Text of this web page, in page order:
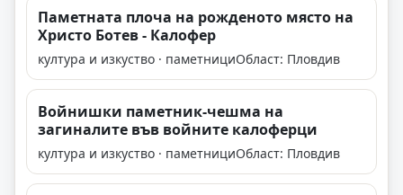
Паметната плоча на рожденото място на
Христо Ботев - Калофер
култура и изкуство · паметнициОбласт: Пловдив
Войнишки паметник-чешма на
загиналите във войните калоферци
култура и изкуство · паметнициОбласт: Пловдив